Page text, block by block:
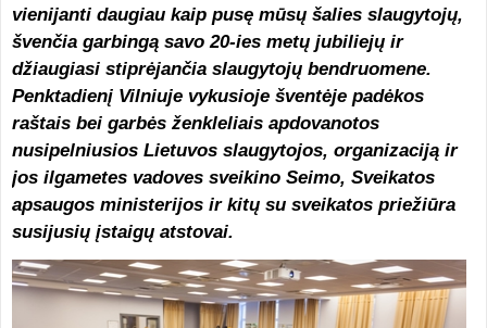
vienijanti daugiau kaip pusę mūsų šalies slaugytojų,
švenčia garbingą savo 20-ies metų jubiliejų ir
džiaugiasi stiprėjančia slaugytojų bendruomene.
Penktadienį Vilniuje vykusioje šventėje padėkos
raštais bei garbės ženkleliais apdovanotos
nusipelniusios Lietuvos slaugytojos, organizaciją ir
jos ilgametes vadoves sveikino Seimo, Sveikatos
apsaugos ministerijos ir kitų su sveikatos priežiūra
susijusių įstaigų atstovai.